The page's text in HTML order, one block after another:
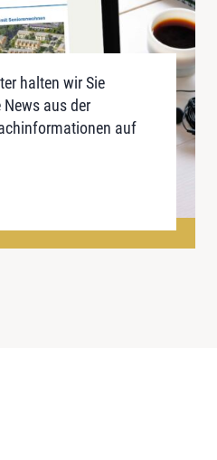
halten wir Sie
aus der
auf